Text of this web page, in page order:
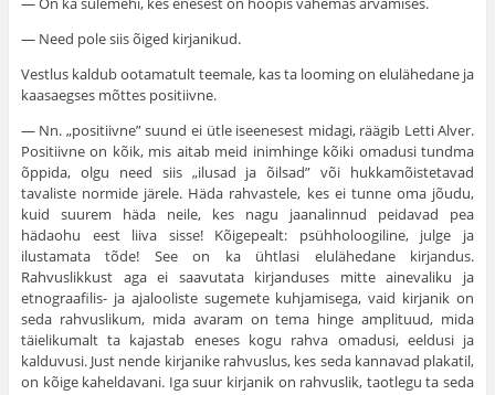
— Need pole siis õiged kirjanikud.
Vestlus kaldub ootamatult teemale, kas ta looming on elulähedane ja
kaasaegses mõttes positiivne.
— Nn. „positiivne” suund ei ütle iseenesest midagi, räägib Letti Alver.
Positiivne on kõik, mis aitab meid inimhinge kõiki omadusi tundma
õppida, olgu need siis „ilusad ja õilsad” või hukkamõistetavad
tavaliste normide järele. Häda rahvastele, kes ei tunne oma jõudu,
kuid suurem häda neile, kes nagu jaanalinnud peidavad pea
hädaohu eest liiva sisse! Kõigepealt: psühholoogiline, julge ja
ilustamata tõde! See on ka ühtlasi elulähedane kirjandus.
Rahvuslikkust aga ei saavutata kirjanduses mitte ainevaliku ja
etnograafilis- ja ajalooliste sugemete kuhjamisega, vaid kirjanik on
seda rahvuslikum, mida avaram on tema hinge amplituud, mida
täielikumalt ta kajastab eneses kogu rahva omadusi, eeldusi ja
kalduvusi. Just nende kirjanike rahvuslus, kes seda kannavad plakatil,
on kõige kaheldavani. Iga suur kirjanik on rahvuslik, taotlegu ta seda